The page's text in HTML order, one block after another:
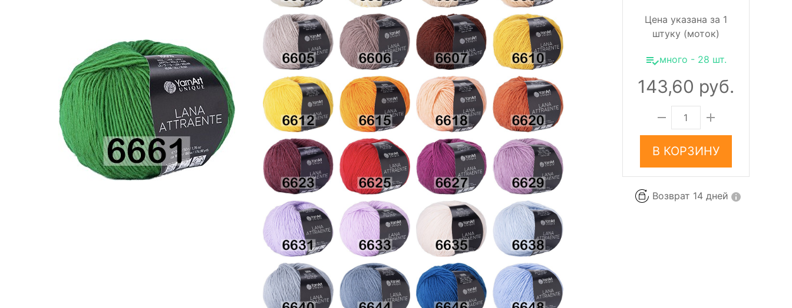
Цена указана за 1
штуку (моток)
много - 28 шт.
143,60 руб.
В КОРЗИНУ
Возврат 14 дней